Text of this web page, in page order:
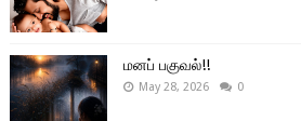
மனப் பகுவல்!!
May 28, 2026 0